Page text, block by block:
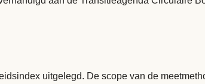
uitgelegd. De scope van de